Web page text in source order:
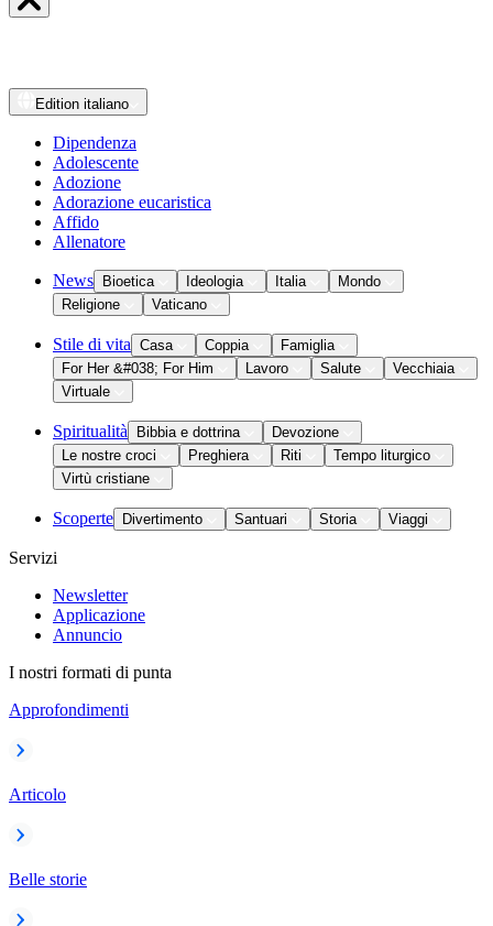
Edition italiano
Dipendenza
Adolescente
Adozione
Adorazione eucaristica
Affido
Allenatore
News Bioetica Ideologia Italia
Mondo
Religione
Vaticano
Stile di vita Casa Coppia
Famiglia
For Her &#038; For Him
Lavoro Salute
Vecchiaia
Virtuale
Spiritualità Bibbia e dottrina
Devozione
Le nostre croci
Preghiera Riti
Tempo liturgico
Virtù cristiane
Scoperte Divertimento Santuari Storia Viaggi
Servizi
Newsletter
Applicazione
Annuncio
I nostri formati di punta
Approfondimenti
Articolo
Belle storie